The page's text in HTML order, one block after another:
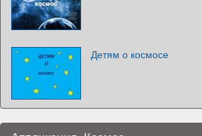
Детям о космосе